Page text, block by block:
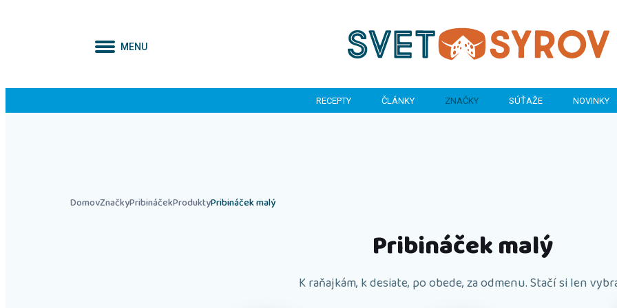
MENU
RECEPTY ČLÁNKY ZNAČKY SÚŤAŽE NOVINKY
DomovZnačkyPribináčekProduktyPribináček malý
Pribináček malý
K raňajkám, k desiate, po obede, za odmenu. Stačí si len